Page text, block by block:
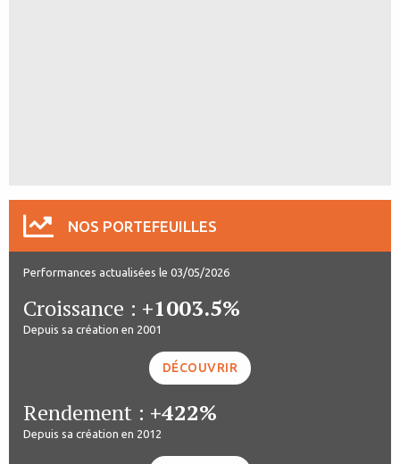
NOS PORTEFEUILLES
Performances actualisées le 03/05/2026
Croissance : +1003.5%
Depuis sa création en 2001
DÉCOUVRIR
Rendement : +422%
Depuis sa création en 2012